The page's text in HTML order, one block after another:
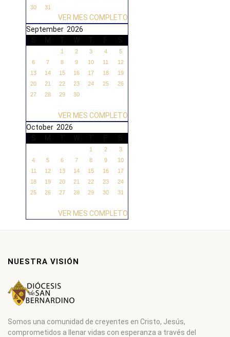
30
31
VER MES COMPLETO
September 2026
1 2 3 4
5
6
7 8 9 10 11
12
13
14 15 16 17 18
19
20
21 22 23 24 25
26
27
28 29 30
VER MES COMPLETO
October 2026
1 2
3
4
5 6 7 8 9
10
11
12 13 14 15 16
17
18
19 20 21 22 23
24
25
26 27 28 29 30 31
VER MES COMPLETO
NUESTRA VISIÓN
Somos una comunidad de creyentes en Cristo, Jesús,
comprometidos a llenar vidas con esperanza a través del